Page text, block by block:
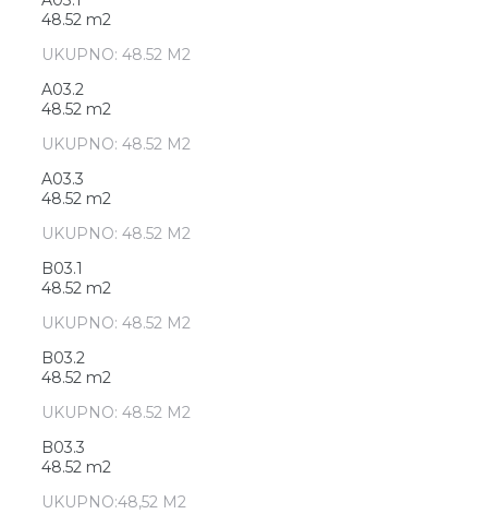
48.52 m2
UKUPNO: 48.52 M2
A03.2
48.52 m2
UKUPNO: 48.52 M2
A03.3
48.52 m2
UKUPNO: 48.52 M2
B03.1
48.52 m2
UKUPNO: 48.52 M2
B03.2
48.52 m2
UKUPNO: 48.52 M2
B03.3
48.52 m2
UKUPNO:48,52 M2